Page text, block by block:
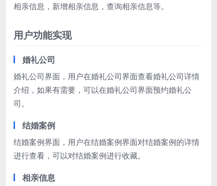
相亲信息，新增相亲信息，查询相亲信息等。
用户功能实现
婚礼公司
婚礼公司界面，用户在婚礼公司界面查看婚礼公司详情
介绍，如果有需要，可以在婚礼公司界面预约婚礼公
司。
结婚案例
结婚案例界面，用户在结婚案例界面对结婚案例的详情
进行查看，可以对结婚案例进行收藏。
相亲信息